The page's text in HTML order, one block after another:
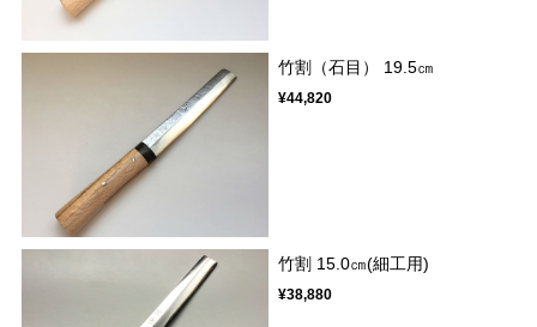
竹割（石目） 19.5㎝
¥44,820
竹割 15.0㎝(細工用)
¥38,880